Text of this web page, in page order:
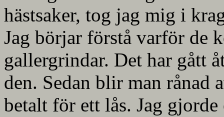
hästsaker, tog jag mig i
Jag börjar förstå varför de
gallergrindar. Det har gått
den. Sedan blir man rånad
betalt för ett lås. Jag